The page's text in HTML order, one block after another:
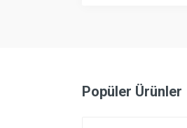
Popüler Ürünler